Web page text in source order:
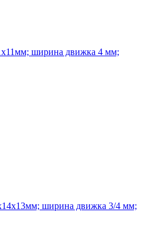
ширина движка 4 мм;
ширина движка 3/4 мм;